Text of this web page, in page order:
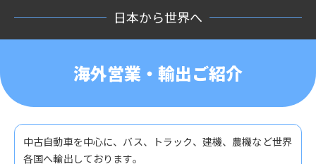
日本から世界へ
中古自動車を中心に、バス、トラック、建機、農機など世界
各国へ輸出しております。
海外営業・輸出ご紹介